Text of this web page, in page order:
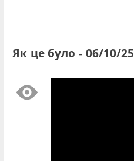
Як це було - 06/10/25